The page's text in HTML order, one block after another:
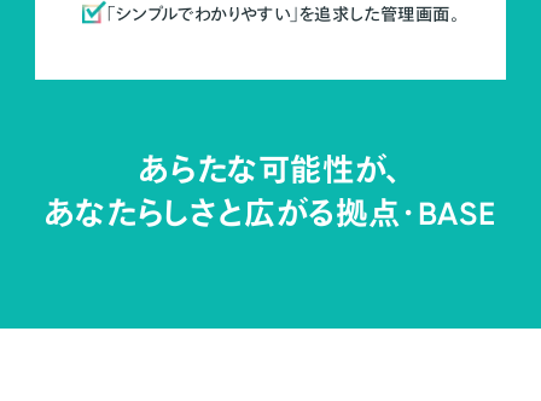
「シンプルでわかりやすい」を追求した管理画面。
あらたな可能性が、
あなたらしさと広がる拠点・BASE